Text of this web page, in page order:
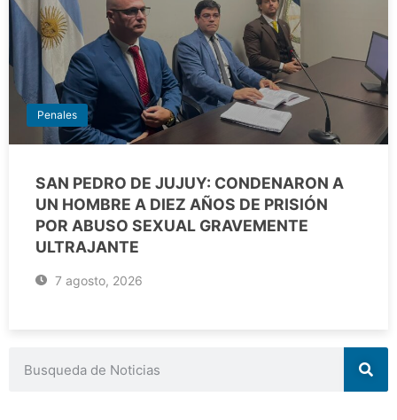
Penales
SAN PEDRO DE JUJUY: CONDENARON A
UN HOMBRE A DIEZ AÑOS DE PRISIÓN
POR ABUSO SEXUAL GRAVEMENTE
ULTRAJANTE
7 agosto, 2026